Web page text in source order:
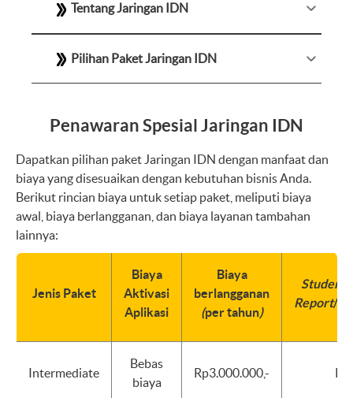
Tentang Jaringan IDN
Pilihan Paket Jaringan IDN
Penawaran Spesial Jaringan IDN
Dapatkan pilihan paket Jaringan IDN dengan manfaat dan
biaya yang disesuaikan dengan kebutuhan bisnis Anda.
Berikut rincian biaya untuk setiap paket, meliputi biaya
awal, biaya berlangganan, dan biaya layanan tambahan
lainnya:
Jenis Paket
Biaya
Aktivasi
Aplikasi
Biaya
berlangganan
(per tahun)
Student
Report/
Intermediate
Bebas
biaya
Rp3.000.000,-